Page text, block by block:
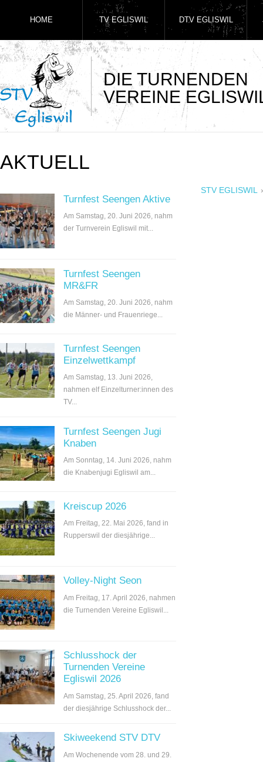
DIE TURNENDEN
VEREINE
HOME TV EGLISWIL DTV EGLISWIL
AKTUELL
Turnfest Seengen Aktive
Am Samstag, 20. Juni 2026, nahm
der Turnverein Egliswil mit...
Turnfest Seengen
MR&FR
Am Samstag, 20. Juni 2026, nahm
die Männer- und Frauenriege...
Turnfest Seengen
Einzelwettkampf
Am Samstag, 13. Juni 2026,
nahmen elf Einzelturner:innen des
TV...
Turnfest Seengen Jugi
Knaben
Am Sonntag, 14. Juni 2026, nahm
die Knabenjugi Egliswil am...
Kreiscup 2026
Am Freitag, 22. Mai 2026, fand in
Rupperswil der diesjährige...
Volley-Night Seon
Am Freitag, 17. April 2026, nahmen
die Turnenden Vereine Egliswil...
Schlusshock der
Turnenden Vereine
Egliswil 2026
Am Samstag, 25. April 2026, fand
der diesjährige Schlusshock der...
Skiweekend STV DTV
Am Wochenende vom 28. und 29.
STV EGLISWIL